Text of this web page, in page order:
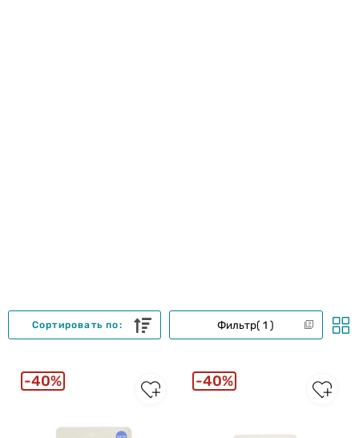
Фильтр 1
Сортировать по:
40% 40%